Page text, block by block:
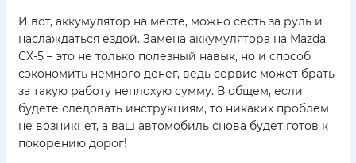
И вот, аккумулятор на месте, можно сесть за руль и
наслаждаться ездой. Замена аккумулятора на Mazda
CX-5 – это не только полезный навык, но и способ
сэкономить немного денег, ведь сервис может брать
за такую работу неплохую сумму. В общем, если
будете следовать инструкциям, то никаких проблем
не возникнет, а ваш автомобиль снова будет готов к
покорению дорог!